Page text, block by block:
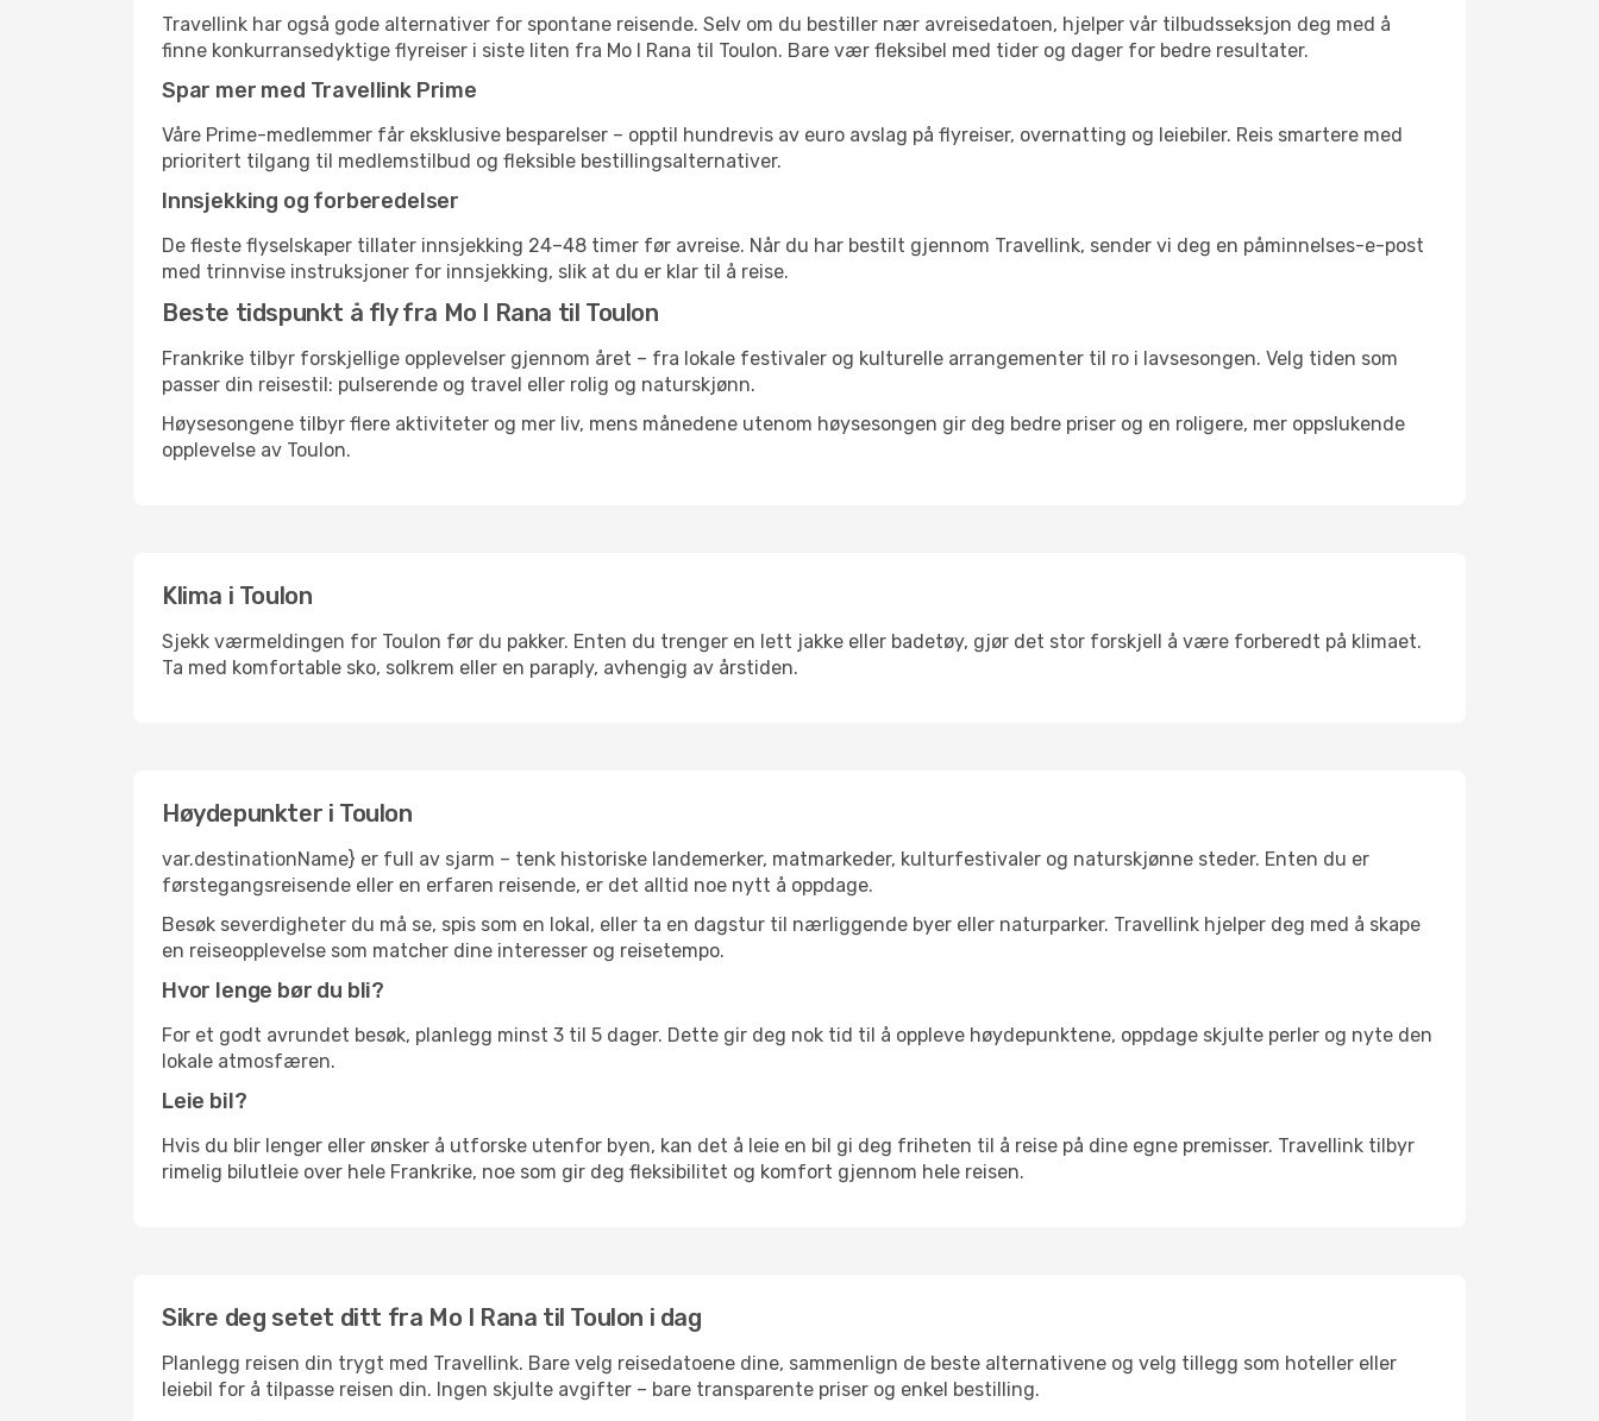
Travellink har også gode alternativer for spontane reisende. Selv om du bestiller nær avreisedatoen, hjelper vår tilbudsseksjon deg med å
finne konkurransedyktige flyreiser i siste liten fra Mo I Rana til Toulon. Bare vær fleksibel med tider og dager for bedre resultater.
Spar mer med Travellink Prime
Våre Prime-medlemmer får eksklusive besparelser – opptil hundrevis av euro avslag på flyreiser, overnatting og leiebiler. Reis smartere med
prioritert tilgang til medlemstilbud og fleksible bestillingsalternativer.
Innsjekking og forberedelser
De fleste flyselskaper tillater innsjekking 24–48 timer før avreise. Når du har bestilt gjennom Travellink, sender vi deg en påminnelses-e-post
med trinnvise instruksjoner for innsjekking, slik at du er klar til å reise.
Beste tidspunkt å fly fra Mo I Rana til Toulon
Frankrike tilbyr forskjellige opplevelser gjennom året – fra lokale festivaler og kulturelle arrangementer til ro i lavsesongen. Velg tiden som
passer din reisestil: pulserende og travel eller rolig og naturskjønn.
Høysesongene tilbyr flere aktiviteter og mer liv, mens månedene utenom høysesongen gir deg bedre priser og en roligere, mer oppslukende
opplevelse av Toulon.
Klima i Toulon
Sjekk værmeldingen for Toulon før du pakker. Enten du trenger en lett jakke eller badetøy, gjør det stor forskjell å være forberedt på klimaet.
Ta med komfortable sko, solkrem eller en paraply, avhengig av årstiden.
Høydepunkter i Toulon
var.destinationName} er full av sjarm – tenk historiske landemerker, matmarkeder, kulturfestivaler og naturskjønne steder. Enten du er
førstegangsreisende eller en erfaren reisende, er det alltid noe nytt å oppdage.
Besøk severdigheter du må se, spis som en lokal, eller ta en dagstur til nærliggende byer eller naturparker. Travellink hjelper deg med å skape
en reiseopplevelse som matcher dine interesser og reisetempo.
Hvor lenge bør du bli?
For et godt avrundet besøk, planlegg minst 3 til 5 dager. Dette gir deg nok tid til å oppleve høydepunktene, oppdage skjulte perler og nyte den
lokale atmosfæren.
Leie bil?
Hvis du blir lenger eller ønsker å utforske utenfor byen, kan det å leie en bil gi deg friheten til å reise på dine egne premisser. Travellink tilbyr
rimelig bilutleie over hele Frankrike, noe som gir deg fleksibilitet og komfort gjennom hele reisen.
Sikre deg setet ditt fra Mo I Rana til Toulon i dag
Planlegg reisen din trygt med Travellink. Bare velg reisedatoene dine, sammenlign de beste alternativene og velg tillegg som hoteller eller
leiebil for å tilpasse reisen din. Ingen skjulte avgifter – bare transparente priser og enkel bestilling.